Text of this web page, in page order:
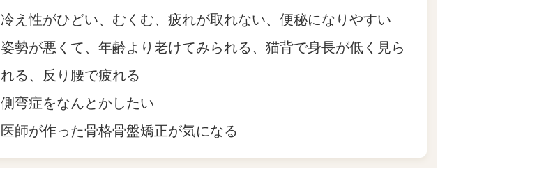
冷え性がひどい、むくむ、疲れが取れない、便秘になりやすい
姿勢が悪くて、年齢より老けてみられる、猫背で身長が低く見ら
れる、反り腰で疲れる
側弯症をなんとかしたい
医師が作った骨格骨盤矯正が気になる